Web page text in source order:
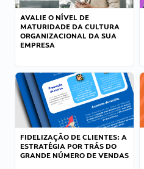
AVALIE O NÍVEL DE
MATURIDADE DA CULTURA
ORGANIZACIONAL DA SUA
EMPRESA
FIDELIZAÇÃO DE CLIENTES: A
ESTRATÉGIA POR TRÁS DO
GRANDE NÚMERO DE VENDAS